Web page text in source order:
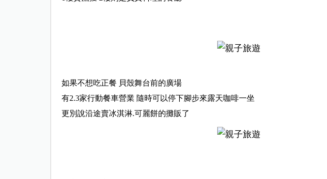
如果不想吃正餐 貝殼舞台前的廣場
有2.3家行動餐車營業 隨時可以停下腳步來露天咖啡一坐
更別說沿途賣冰淇淋.可麗餅的攤販了